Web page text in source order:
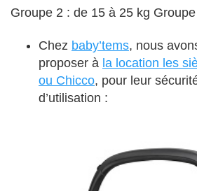
Groupe 2 : de 15 à 25 kg
Chez baby’tems, nous
proposer à la location les
ou Chicco, pour leur
d’utilisation :